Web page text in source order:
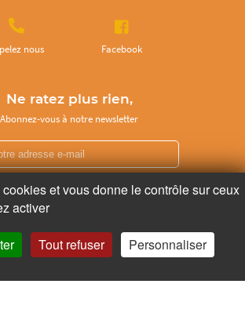
nous Facebook
Ne ratez plus rien,
Abonnez-vous à notre newsletter
mangez au moins cinq fruits et légumes par jour.
et vous donne le contrôle sur ceux
activer
Tout refuser Personnaliser